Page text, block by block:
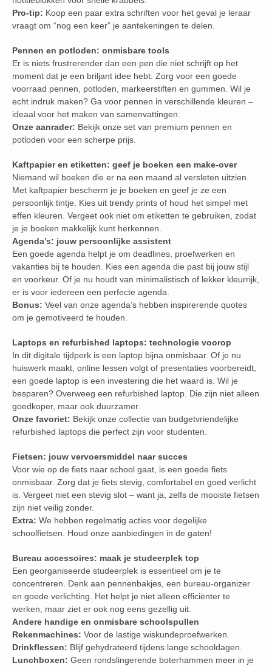
Pro-tip: Koop een paar extra schriften voor het geval je leraar
vraagt om “nog een keer” je aantekeningen te delen.
Pennen en potloden: onmisbare tools
Er is niets frustrerender dan een pen die niet schrijft op het
moment dat je een briljant idee hebt. Zorg voor een goede
voorraad pennen, potloden, markeerstiften en gummen. Wil je
echt indruk maken? Ga voor pennen in verschillende kleuren –
ideaal voor het maken van samenvattingen.
Onze aanrader: Bekijk onze set van premium pennen en
potloden voor een scherpe prijs.
Kaftpapier en etiketten: geef je boeken een make-over
Niemand wil boeken die er na een maand al versleten uitzien.
Met kaftpapier bescherm je je boeken en geef je ze een
persoonlijk tintje. Kies uit trendy prints of houd het simpel met
effen kleuren. Vergeet ook niet om etiketten te gebruiken, zodat
je je boeken makkelijk kunt herkennen.
Agenda’s: jouw persoonlijke assistent
Een goede agenda helpt je om deadlines, proefwerken en
vakanties bij te houden. Kies een agenda die past bij jouw stijl
en voorkeur. Of je nu houdt van minimalistisch of lekker kleurrijk,
er is voor iedereen een perfecte agenda.
Bonus: Veel van onze agenda’s hebben inspirerende quotes
om je gemotiveerd te houden.
Laptops en refurbished laptops: technologie voorop
In dit digitale tijdperk is een laptop bijna onmisbaar. Of je nu
huiswerk maakt, online lessen volgt of presentaties voorbereidt,
een goede laptop is een investering die het waard is. Wil je
besparen? Overweeg een refurbished laptop. Die zijn niet alleen
goedkoper, maar ook duurzamer.
Onze favoriet: Bekijk onze collectie van budgetvriendelijke
refurbished laptops die perfect zijn voor studenten.
Fietsen: jouw vervoersmiddel naar succes
Voor wie op de fiets naar school gaat, is een goede fiets
onmisbaar. Zorg dat je fiets stevig, comfortabel en goed verlicht
is. Vergeet niet een stevig slot – want ja, zelfs de mooiste fietsen
zijn niet veilig zonder.
Extra: We hebben regelmatig acties voor degelijke
schoolfietsen. Houd onze aanbiedingen in de gaten!
Bureau accessoires: maak je studeerplek top
Een georganiseerde studeerplek is essentieel om je te
concentreren. Denk aan pennenbakjes, een bureau-organizer
en goede verlichting. Het helpt je niet alleen efficiënter te
werken, maar ziet er ook nog eens gezellig uit.
Andere handige en onmisbare schoolspullen
Rekenmachines: Voor de lastige wiskundeproefwerken.
Drinkflessen: Blijf gehydrateerd tijdens lange schooldagen.
Lunchboxen: Geen rondslingerende boterhammen meer in je